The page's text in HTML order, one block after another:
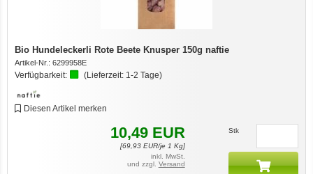
Bio Hundeleckerli Rote Beete Knusper 150g naftie
Artikel-Nr.: 6299958E
Verfügbarkeit: (Lieferzeit: 1-2 Tage)
Diesen Artikel merken
10,49 EUR
[69,93EUR/je 1 Kg]
inkl. MwSt.
und zzgl. Versand
Stk